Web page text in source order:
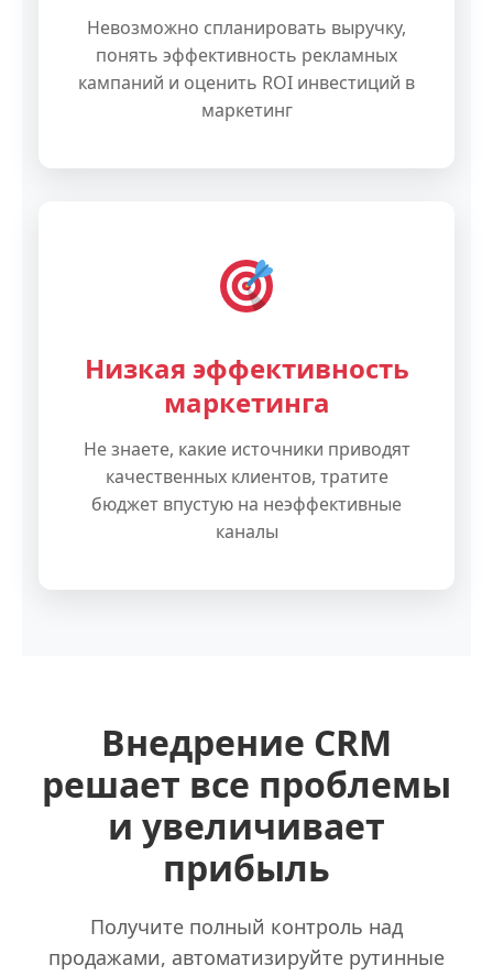
Невозможно спланировать выручку,
понять эффективность рекламных
кампаний и оценить ROI инвестиций в
маркетинг
Низкая эффективность
маркетинга
Не знаете, какие источники приводят
качественных клиентов, тратите
бюджет впустую на неэффективные
каналы
Внедрение CRM
решает все проблемы
и увеличивает
прибыль
Получите полный контроль над
продажами, автоматизируйте рутинные